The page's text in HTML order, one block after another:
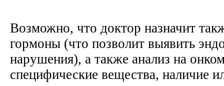
Возможно, что доктор назначит
гормоны (что позволит выявить
нарушения), а также анализ на
специфические вещества, наличие